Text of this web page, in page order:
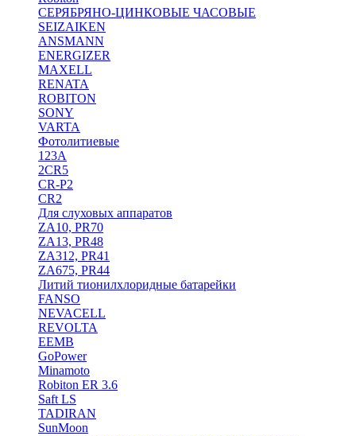
СЕРЯБРЯНО-ЦИНКОВЫЕ ЧАСОВЫЕ
SEIZAIKEN
ANSMANN
ENERGIZER
MAXELL
RENATA
ROBITON
SONY
VARTA
Фотолитиевые
123A
2CR5
CR-P2
CR2
Для слуховых аппаратов
ZA10, PR70
ZA13, PR48
ZA312, PR41
ZA675, PR44
Литий тионилхлоридные батарейки
FANSO
NEVACELL
REVOLTA
EEMB
GoPower
Minamoto
Robiton ER 3.6
Saft LS
TADIRAN
SunMoon